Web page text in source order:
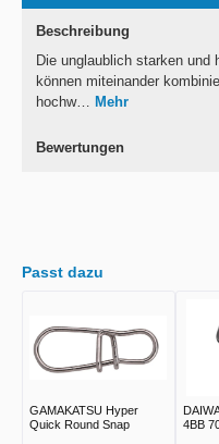
Beschreibung
Die unglaublich starken und
können miteinander
hochw… Mehr
Bewertungen
Passt dazu
GAMAKATSU Hyper
Quick Round Snap
4BB